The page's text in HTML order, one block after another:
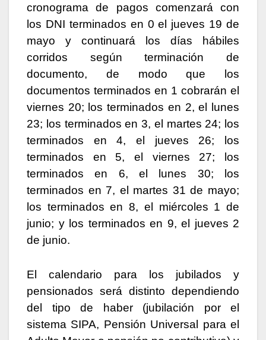
cronograma de pagos comenzará con
los DNI terminados en 0 el jueves 19 de
mayo y continuará los días hábiles
corridos según terminación de
documento, de modo que los
documentos terminados en 1 cobrarán el
viernes 20; los terminados en 2, el lunes
23; los terminados en 3, el martes 24; los
terminados en 4, el jueves 26; los
terminados en 5, el viernes 27; los
terminados en 6, el lunes 30; los
terminados en 7, el martes 31 de mayo;
los terminados en 8, el miércoles 1 de
junio; y los terminados en 9, el jueves 2
de junio.
El calendario para los jubilados y
pensionados será distinto dependiendo
del tipo de haber (jubilación por el
sistema SIPA, Pensión Universal para el